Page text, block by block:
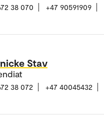
38 070 +47 90591909
Stav
38 072 +47 40045432